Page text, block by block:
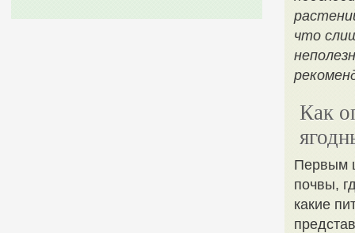
что
Как
Первым
почвы,
какие